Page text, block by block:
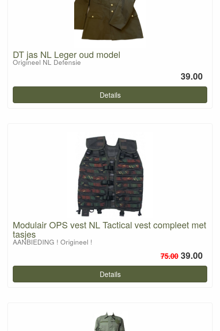
DT jas NL Leger oud model
Origineel NL Defensie
39.00
Details
Modulair OPS vest NL Tactical vest compleet met
tasjes
AANBIEDING ! Origineel !
75.00 39.00
Details